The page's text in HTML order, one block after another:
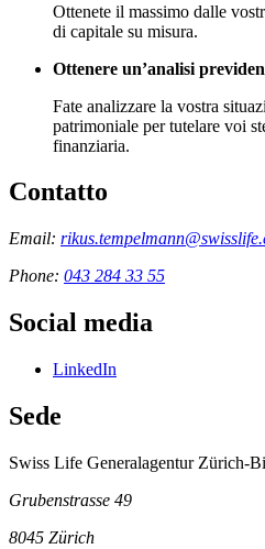
Ottenete il massimo dalle
di capitale su misura.
Ottenere un’analisi
Fate analizzare la vostra
patrimoniale per tutelare voi
finanziaria.
Contatto
Email:
Phone: 043 284 33 55
Social media
LinkedIn
Sede
Swiss Life Generalagentur Zürich-
Grubenstrasse 49
8045 Zürich